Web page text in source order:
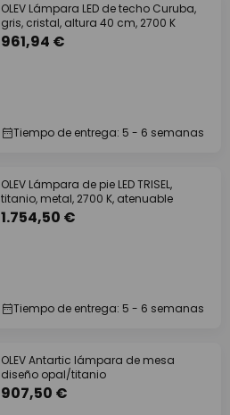
OLEV Lámpara LED de techo Curuba,
gris, cristal, altura 40 cm, 2700 K
961,94 €
Tiempo de entrega: 5 - 6 semanas
OLEV Lámpara de pie LED TRISEL,
titanio, metal, 2700 K, atenuable
1.754,50 €
Tiempo de entrega: 5 - 6 semanas
OLEV Antartic lámpara de mesa
diseño opal/titanio
907,50 €